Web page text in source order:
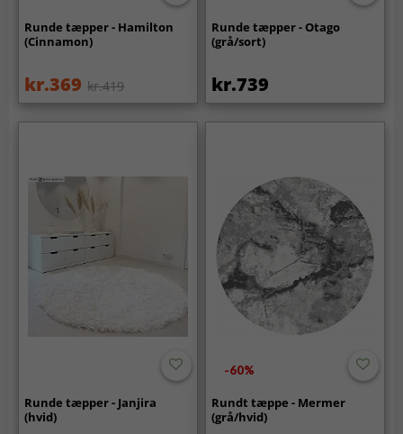
Runde tæpper - Hamilton
(Cinnamon)
kr.369 kr.419
Runde tæpper - Otago
(grå/sort)
kr.739
Runde tæpper - Janjira
(hvid)
-60%
Rundt tæppe - Mermer
(grå/hvid)